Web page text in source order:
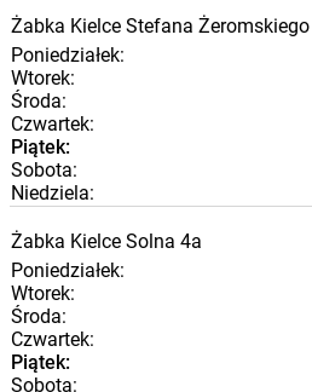
Żabka Kielce Stefana
Poniedziałek:
Wtorek:
Środa:
Czwartek:
Piątek:
Sobota:
Niedziela:
Żabka Kielce Solna 4a
Poniedziałek:
Wtorek:
Środa:
Czwartek:
Piątek:
Sobota: